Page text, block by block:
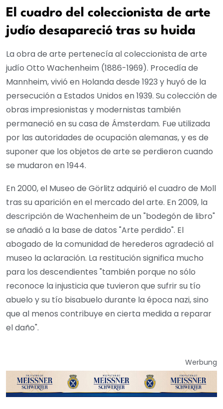
El cuadro del coleccionista de arte
judío desapareció tras su huida
La obra de arte pertenecía al coleccionista de arte
judío Otto Wachenheim (1886-1969). Procedía de
Mannheim, vivió en Holanda desde 1923 y huyó de la
persecución a Estados Unidos en 1939. Su colección de
obras impresionistas y modernistas también
permaneció en su casa de Ámsterdam. Fue utilizada
por las autoridades de ocupación alemanas, y es de
suponer que los objetos de arte se perdieron cuando
se mudaron en 1944.
En 2000, el Museo de Görlitz adquirió el cuadro de Moll
tras su aparición en el mercado del arte. En 2009, la
descripción de Wachenheim de un "bodegón de libro"
se añadió a la base de datos "Arte perdido". El
abogado de la comunidad de herederos agradeció al
museo la aclaración. La restitución significa mucho
para los descendientes "también porque no sólo
reconoce la injusticia que tuvieron que sufrir su tío
abuelo y su tío bisabuelo durante la época nazi, sino
que al menos contribuye en cierta medida a reparar
el daño".
Werbung